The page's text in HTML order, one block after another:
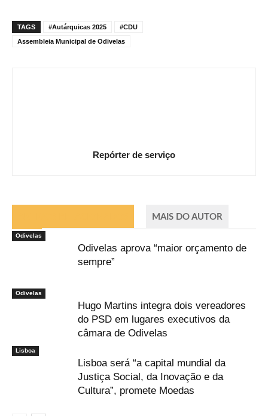
TAGS #Autárquicas 2025
#CDU
Assembleia Municipal de Odivelas
Repórter de serviço
MAIS DO AUTOR
Odivelas
Odivelas aprova “maior orçamento de
sempre”
Odivelas
Hugo Martins integra dois vereadores
do PSD em lugares executivos da
câmara de Odivelas
Lisboa
Lisboa será “a capital mundial da
Justiça Social, da Inovação e da
Cultura”, promete Moedas